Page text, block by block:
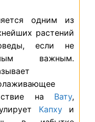
одним из
растений
если не
важным.
на Вату,
Капхуи